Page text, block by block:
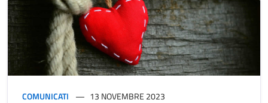
COMUNICATI 13 NOVEMBRE 2023